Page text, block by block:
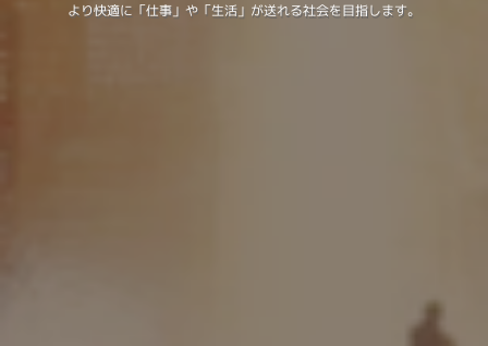
より快適に「仕事」や「生活」が送れる社会を目指します。
より快適に「仕事」や「生活」が送れる社会を目指します。